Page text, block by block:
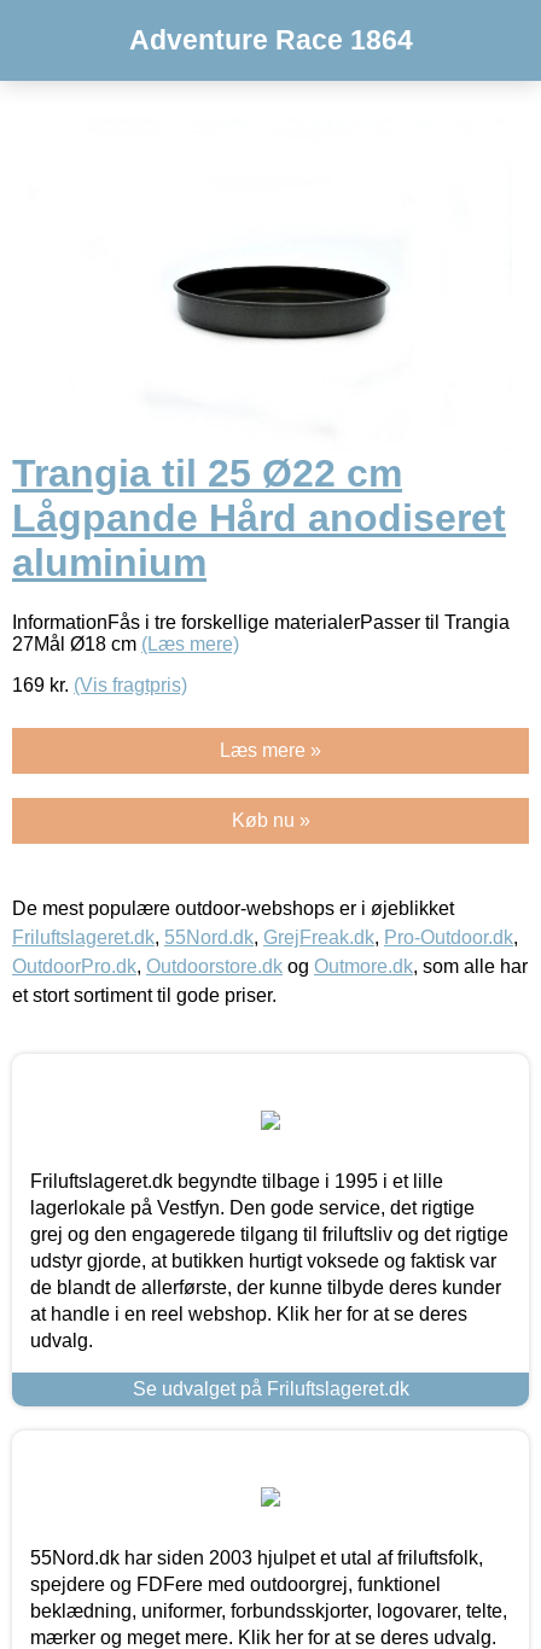
Adventure Race 1864
Trangia til 25 Ø22 cm
Lågpande Hård anodiseret
aluminium
InformationFås i tre forskellige materialerPasser til Trangia
27Mål Ø18 cm (Læs mere)
169 kr. (Vis fragtpris)
Læs mere »
Køb nu »
De mest populære outdoor-webshops er i øjeblikket
Friluftslageret.dk, 55Nord.dk, GrejFreak.dk, Pro-Outdoor.dk,
OutdoorPro.dk, Outdoorstore.dk og Outmore.dk, som alle har
et stort sortiment til gode priser.
Friluftslageret.dk begyndte tilbage i 1995 i et lille
lagerlokale på Vestfyn. Den gode service, det rigtige
grej og den engagerede tilgang til friluftsliv og det rigtige
udstyr gjorde, at butikken hurtigt voksede og faktisk var
de blandt de allerførste, der kunne tilbyde deres kunder
at handle i en reel webshop. Klik her for at se deres
udvalg.
Se udvalget på Friluftslageret.dk
55Nord.dk har siden 2003 hjulpet et utal af friluftsfolk,
spejdere og FDFere med outdoorgrej, funktionel
beklædning, uniformer, forbundsskjorter, logovarer, telte,
mærker og meget mere. Klik her for at se deres udvalg.